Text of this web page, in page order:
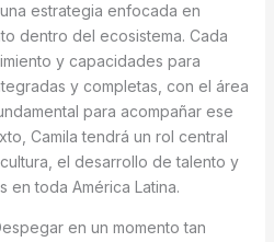
estrategia enfocada en
dentro del ecosistema. Cada
y capacidades para
y completas, con el área
para acompañar ese
Camila tendrá un rol central
el desarrollo de talento y
toda América Latina.
en un momento tan